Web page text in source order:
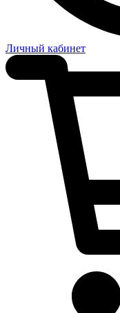
Личный кабинет